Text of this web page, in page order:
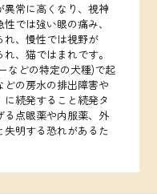
常に高くなり、視神
では強い眼の痛み、
れ、慢性では視野が
、猫ではまれです。
などの特定の犬種)で起
どの房水の排出障害や
続発すること続発タ
る点眼薬や内服薬、外
明する恐れがあるた